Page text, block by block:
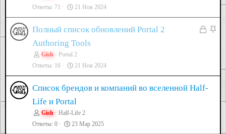
а
е
Ответы 71 21 Ноя 2024
З
З
Полный список обновлений Portal 2
Authoring Tools
Gish
Portal 2
Ответы 16 21 Ноя 2024
Список брендов и компаний во вселенной Half-
Life и Portal
Gish
Half-Life 2
Ответы 0 23 Мар 2025